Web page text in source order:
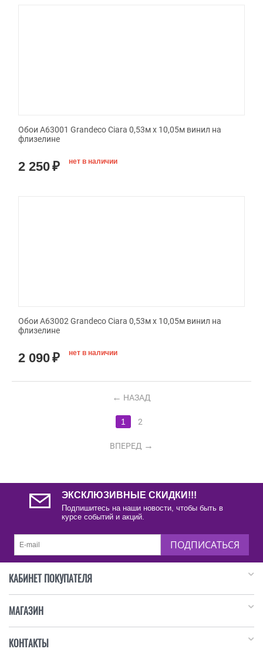
Обои A63001 Grandeco Ciara 0,53м x 10,05м винил на
флизелине
2 250₽ нет в наличии
Обои A63002 Grandeco Ciara 0,53м x 10,05м винил на
флизелине
2 090₽ нет в наличии
НАЗАД
1 2
ВПЕРЕД
ЭКСКЛЮЗИВНЫЕ СКИДКИ!!!
Подпишитесь на наши новости, чтобы быть в
курсе событий и акций.
ПОДПИСАТЬСЯ
КАБИНЕТ ПОКУПАТЕЛЯ
МАГАЗИН
КОНТАКТЫ